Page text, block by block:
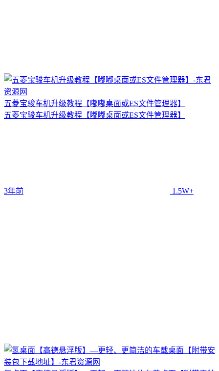
五菱宝骏车机升级教程【嘟嘟桌面或ES文件管理器】
五菱宝骏车机升级教程【嘟嘟桌面或ES文件管理器】
3年前 1.5W+